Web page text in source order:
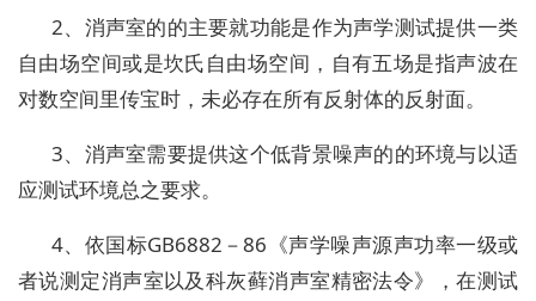
2、消声室的的主要就功能是作为声学测试提供一类
自由场空间或是坎氏自由场空间，自有五场是指声波在
对数空间里传宝时，未必存在所有反射体的反射面。
3、消声室需要提供这个低背景噪声的的环境与以适
应测试环境总之要求。
4、依国标GB6882－86《声学噪声源声功率一级或
者说测定消声室以及科灰藓消声室精密法令》，在测试